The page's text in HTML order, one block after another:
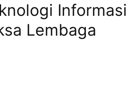
Informasi
Lembaga